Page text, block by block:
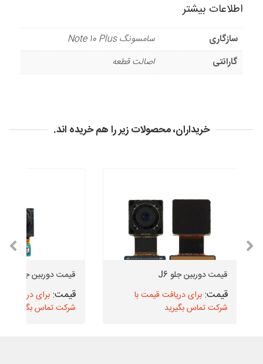
اطلاعات بیشتر
سازگاری
سامسونگ Note 10 Plus
گارانتی
اصالت قطعه
خریداران، محصولات زیر را هم خریده اند.
قیمت دوربین جلو J6
برای دریافت قیمت با
شرکت تماس بگیرید
قیمت دوربین جلو J4 Core
برای دریافت
شرکت تماس بگیرید